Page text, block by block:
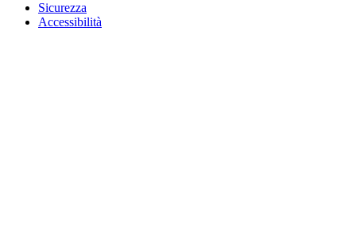
Sicurezza
Accessibilità